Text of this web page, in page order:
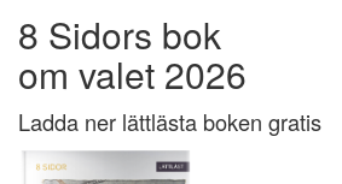
8 Sidors bok
om valet 2026
Ladda ner lättlästa boken gratis